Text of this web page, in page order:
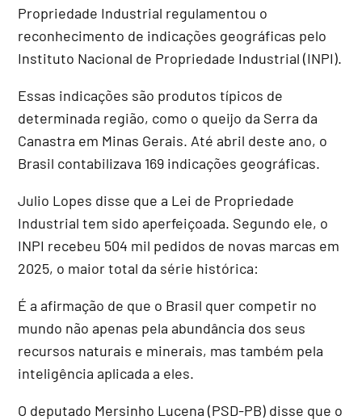
Propriedade Industrial regulamentou o
reconhecimento de indicações geográficas pelo
Instituto Nacional de Propriedade Industrial (INPI).
Essas indicações são produtos típicos de
determinada região, como o queijo da Serra da
Canastra em Minas Gerais. Até abril deste ano, o
Brasil contabilizava 169 indicações geográficas.
Julio Lopes disse que a Lei de Propriedade
Industrial tem sido aperfeiçoada. Segundo ele, o
INPI recebeu 504 mil pedidos de novas marcas em
2025, o maior total da série histórica:
É a afirmação de que o Brasil quer competir no
mundo não apenas pela abundância dos seus
recursos naturais e minerais, mas também pela
inteligência aplicada a eles.
O deputado Mersinho Lucena (PSD-PB) disse que o